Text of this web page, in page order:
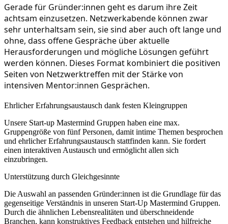
Gerade für Gründer:innen geht es darum ihre Zeit
achtsam einzusetzen. Netzwerkabende können zwar
sehr unterhaltsam sein, sie sind aber auch oft lange und
ohne, dass offene Gespräche über aktuelle
Herausforderungen und mögliche Lösungen geführt
werden können. Dieses Format kombiniert die positiven
Seiten von Netzwerktreffen mit der Stärke von
intensiven Mentor:innen Gesprächen.
Ehrlicher Erfahrungsaustausch dank festen Kleingruppen
Unsere Start-up Mastermind Gruppen haben eine max.
Gruppengröße von fünf Personen, damit intime Themen besprochen
und ehrlicher Erfahrungsaustausch stattfinden kann. Sie fordert
einen interaktiven Austausch und ermöglicht allen sich
einzubringen.
Unterstützung durch Gleichgesinnte
Die Auswahl an passenden Gründer:innen ist die Grundlage für das
gegenseitige Verständnis in unseren Start-Up Mastermind Gruppen.
Durch die ähnlichen Lebensrealitäten und überschneidende
Branchen, kann konstruktives Feedback entstehen und hilfreiche